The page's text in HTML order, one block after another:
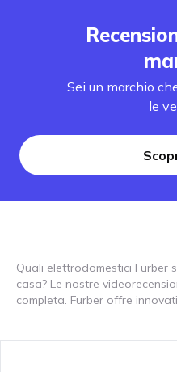
Sei un marchio
le
Quali elettrodomestici Furber
casa? Le nostre
completa. Furber offre